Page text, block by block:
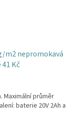
m2 nepromokavá
Kč
Maximální průměr
baterie 20V 2Ah a